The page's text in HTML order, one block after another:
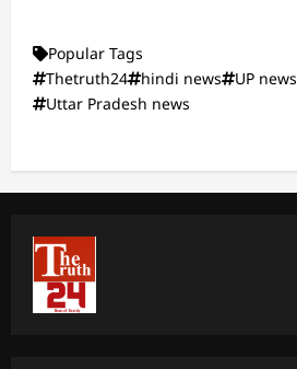
Popular Tags
Thetruth24
hindi news UP news
Uttar Pradesh news